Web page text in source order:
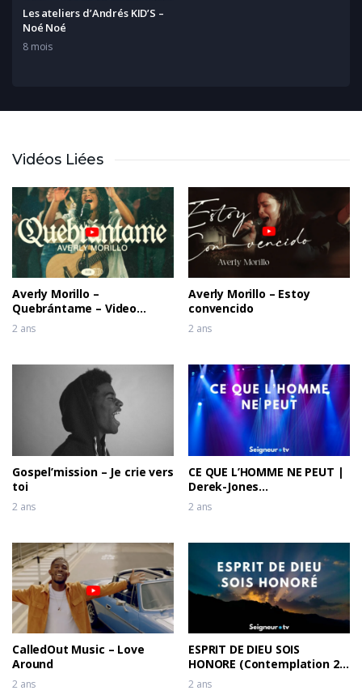
Les ateliers d’Andrés KID’S –
Noé Noé
8 mois
Vidéos Liées
Averly Morillo –
Quebrántame – Video
Oficial
2 ans
Averly Morillo – Estoy
convencido
2 ans
Gospel’mission – Je crie vers
toi
2 ans
CE QUE L’HOMME NE PEUT |
Derek-Jones
(Contemplation 2)
2 ans
CalledOut Music – Love
Around
2 ans
ESPRIT DE DIEU SOIS
HONORE (Contemplation 2)
– DEREK-JONES
2 ans